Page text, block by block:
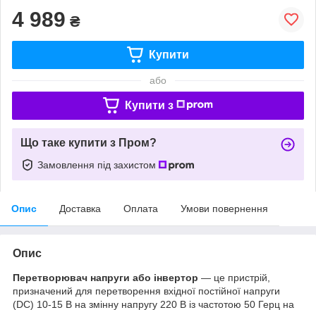
4 989 ₴
Купити
або
Купити з
Що таке купити з Пром?
Замовлення під захистом
Опис Доставка Оплата Умови повернення
Опис
Перетворювач напруги або інвертор — це пристрій,
призначений для перетворення вхідної постійної напруги
(DC) 10-15 В на змінну напругу 220 В із частотою 50 Герц на